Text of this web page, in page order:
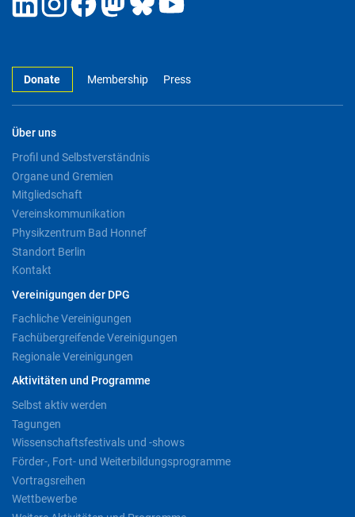
Donate Membership Press
Über uns
Profil und Selbstverständnis
Organe und Gremien
Mitgliedschaft
Vereinskommunikation
Physikzentrum Bad Honnef
Standort Berlin
Kontakt
Vereinigungen der DPG
Fachliche Vereinigungen
Fachübergreifende Vereinigungen
Regionale Vereinigungen
Aktivitäten und Programme
Selbst aktiv werden
Tagungen
Wissenschaftsfestivals und -shows
Förder-, Fort- und Weiterbildungsprogramme
Vortragsreihen
Wettbewerbe